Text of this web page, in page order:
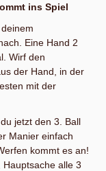
ins Spiel
Eine Hand 2
Wirf den
der Hand, in der
mit der
jetzt den 3. Ball
Manier einfach
kommt es an!
alle 3